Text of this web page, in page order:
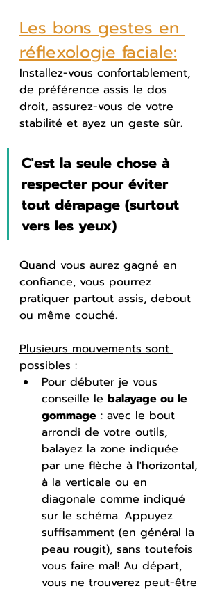
Les bons gestes en
réflexologie faciale:
Installez-vous confortablement,
de préférence assis le dos
droit, assurez-vous de votre
stabilité et ayez un geste sûr.
C'est la seule chose à
respecter pour éviter
tout dérapage (surtout
vers les yeux)
Quand vous aurez gagné en
confiance, vous pourrez
pratiquer partout assis, debout
ou même couché.
Plusieurs mouvements sont
possibles :
Pour débuter je vous
conseille le balayage ou le
gommage : avec le bout
arrondi de votre outils,
balayez la zone indiquée
par une flèche à l'horizontal,
à la verticale ou en
diagonale comme indiqué
sur le schéma. Appuyez
suffisamment (en général la
peau rougit), sans toutefois
vous faire mal! Au départ,
vous ne trouverez peut-être